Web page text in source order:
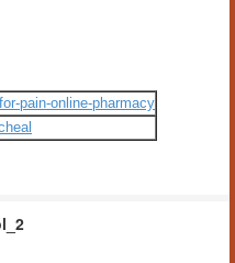
pain-online-pharmacy